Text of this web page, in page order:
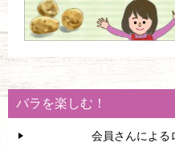
バラを楽しむ！
会員さんによる